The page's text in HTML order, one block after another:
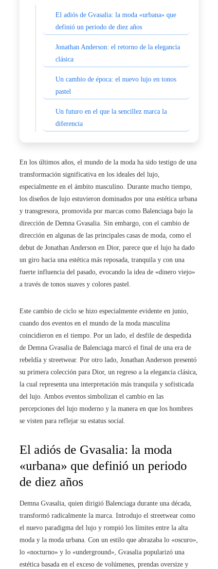
El adiós de Gvasalia: la moda «urbana» que
definió un periodo de diez años
Jonathan Anderson: el retorno de la elegancia
clásica
Un cambio de época: el nuevo lujo en tonos
pastel
Un futuro en el que la sencillez marca la
diferencia
En los últimos años, el mundo de la moda ha sido testigo de una
transformación significativa en los ideales del lujo,
especialmente en el ámbito masculino. Durante mucho tiempo,
los diseños de lujo estuvieron dominados por una estética urbana
y transgresora, promovida por marcas como Balenciaga bajo la
dirección de Demna Gvasalia. Sin embargo, con el cambio de
dirección en algunas de las principales casas de moda, como el
debut de Jonathan Anderson en Dior, parece que el lujo ha dado
un giro hacia una estética más reposada, tranquila y con una
fuerte influencia del pasado, evocando la idea de «dinero viejo»
a través de tonos suaves y colores pastel.
Este cambio de ciclo se hizo especialmente evidente en junio,
cuando dos eventos en el mundo de la moda masculina
coincidieron en el tiempo. Por un lado, el desfile de despedida
de Demna Gvasalia de Balenciaga marcó el final de una era de
rebeldía y streetwear. Por otro lado, Jonathan Anderson presentó
su primera colección para Dior, un regreso a la elegancia clásica,
la cual representa una interpretación más tranquila y sofisticada
del lujo. Ambos eventos simbolizan el cambio en las
percepciones del lujo moderno y la manera en que los hombres
se visten para reflejar su estatus social.
El adiós de Gvasalia: la moda
«urbana» que definió un periodo
de diez años
Demna Gvasalia, quien dirigió Balenciaga durante una década,
transformó radicalmente la marca. Introdujo el streetwear como
el nuevo paradigma del lujo y rompió los límites entre la alta
moda y la moda urbana. Con un estilo que abrazaba lo «oscuro»,
lo «nocturno» y lo «underground», Gvasalia popularizó una
estética basada en el exceso de volúmenes, prendas oversize y